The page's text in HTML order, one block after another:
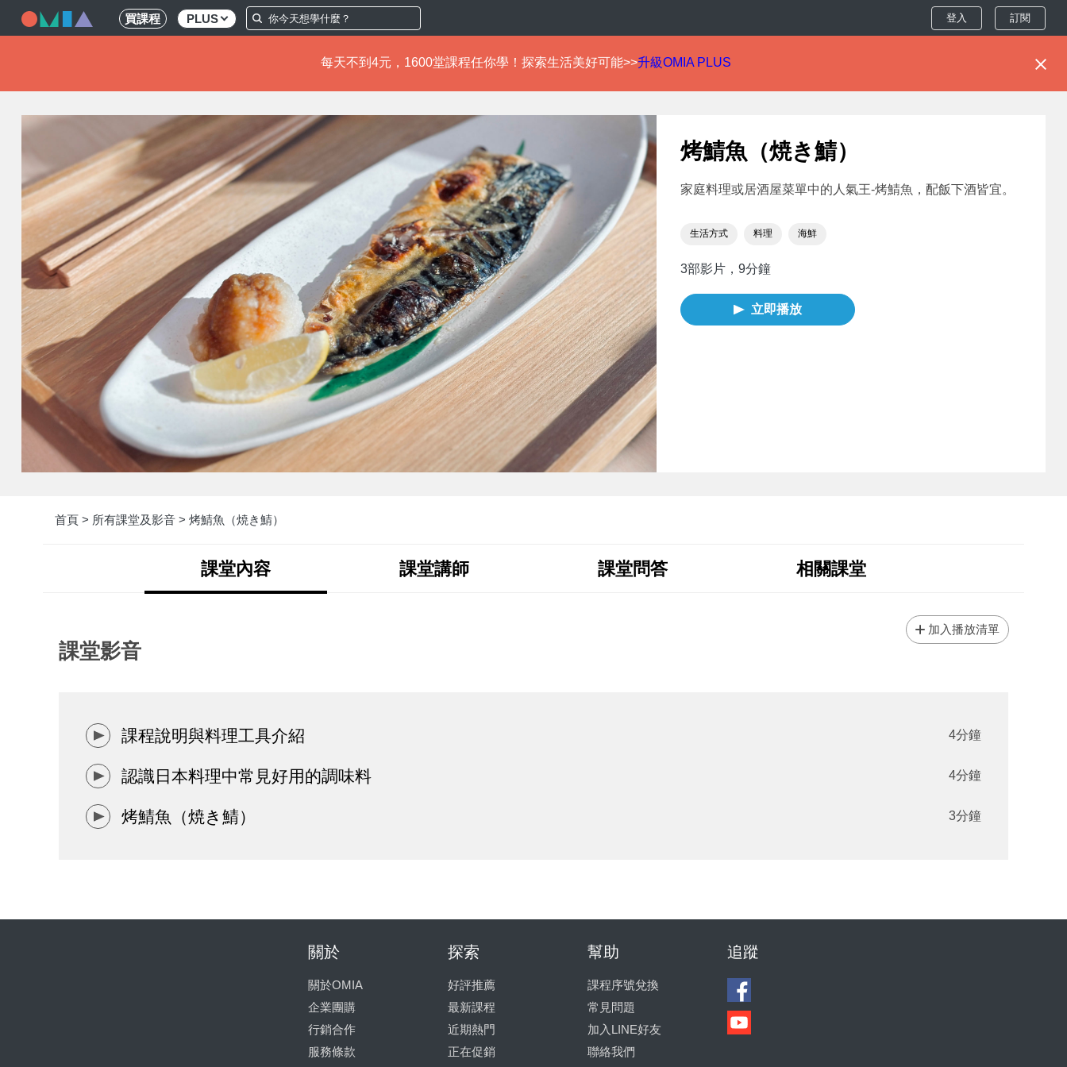
買課程 PLUS 登入 訂閱
每天不到4元，1600堂課程任你學！探索生活美好可能>>升級OMIA PLUS
烤鯖魚（焼き鯖）
家庭料理或居酒屋菜單中的人氣王-烤鯖魚，配飯下酒皆宜。
生活方式 料理 海鮮
3部影片，9分鐘
立即播放
首頁 > 所有課堂及影音 > 烤鯖魚（焼き鯖）
課堂內容 課堂講師 課堂問答 相關課堂
課堂影音
加入播放清單
課程說明與料理工具介紹 4分鐘
認識日本料理中常見好用的調味料 4分鐘
烤鯖魚（焼き鯖） 3分鐘
關於
關於OMIA
企業團購
行銷合作
服務條款
探索
好評推薦
最新課程
近期熱門
正在促銷
幫助
課程序號兌換
常見問題
加入LINE好友
聯絡我們
追蹤